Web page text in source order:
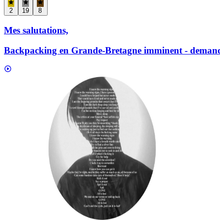
2 19 8
Mes salutations,
Backpacking en Grande-Bretagne imminent -